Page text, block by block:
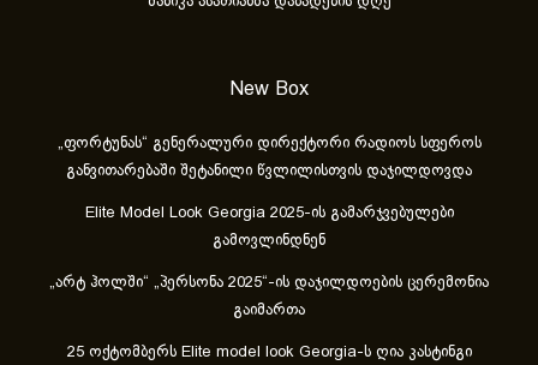
მანიკა ასათიანმა დაბადების დღე
New Box
„ფორტუნას“ გენერალური დირექტორი რადიოს სფეროს
განვითარებაში შეტანილი წვლილისთვის დაჯილდოვდა
Elite Model Look Georgia 2025-ის გამარჯვებულები
გამოვლინდნენ
„არტ ჰოლში“ „პერსონა 2025“-ის დაჯილდოების ცერემონია
გაიმართა
25 ოქტომბერს Elite model look Georgia-ს ღია კასტინგი